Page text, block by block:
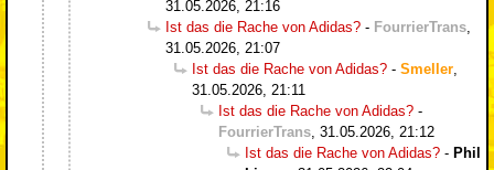
31.05.2026, 21:16
Ist das die Rache von Adidas? - FourrierTrans,
31.05.2026, 21:07
Ist das die Rache von Adidas? - Smeller,
31.05.2026, 21:11
Ist das die Rache von Adidas? -
FourrierTrans, 31.05.2026, 21:12
Ist das die Rache von Adidas? - Phil